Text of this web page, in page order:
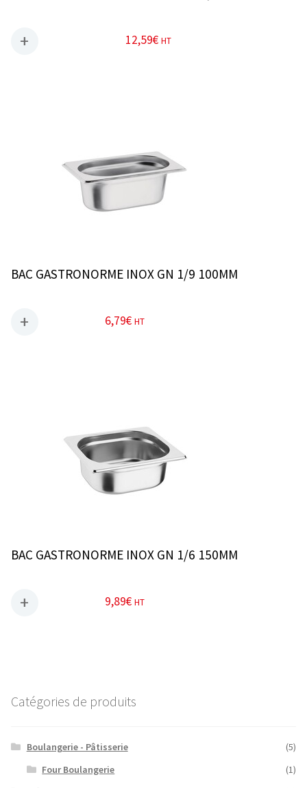
12,59€ HT
BAC GASTRONORME INOX GN 1/9 100MM
6,79€ HT
BAC GASTRONORME INOX GN 1/6 150MM
9,89€ HT
Catégories de produits
Boulangerie - Pâtisserie
(5)
Four Boulangerie
(1)